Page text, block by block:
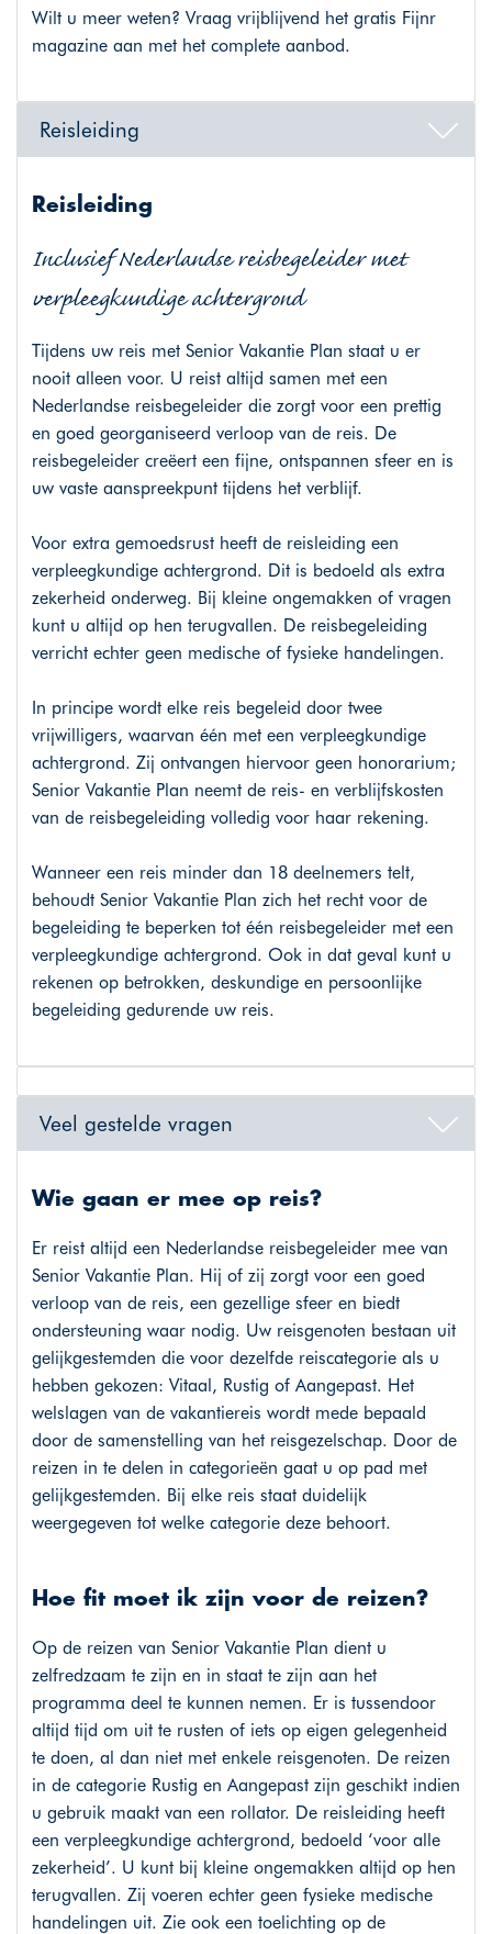
Wilt u meer weten? Vraag vrijblijvend het gratis Fijnr
magazine aan met het complete aanbod.
Reisleiding
Reisleiding
Inclusief Nederlandse reisbegeleider met
verpleegkundige achtergrond
Tijdens uw reis met Senior Vakantie Plan staat u er
nooit alleen voor. U reist altijd samen met een
Nederlandse reisbegeleider die zorgt voor een prettig
en goed georganiseerd verloop van de reis. De
reisbegeleider creëert een fijne, ontspannen sfeer en is
uw vaste aanspreekpunt tijdens het verblijf.
Voor extra gemoedsrust heeft de reisleiding een
verpleegkundige achtergrond. Dit is bedoeld als extra
zekerheid onderweg. Bij kleine ongemakken of vragen
kunt u altijd op hen terugvallen. De reisbegeleiding
verricht echter geen medische of fysieke handelingen.
In principe wordt elke reis begeleid door twee
vrijwilligers, waarvan één met een verpleegkundige
achtergrond. Zij ontvangen hiervoor geen honorarium;
Senior Vakantie Plan neemt de reis- en verblijfskosten
van de reisbegeleiding volledig voor haar rekening.
Wanneer een reis minder dan 18 deelnemers telt,
behoudt Senior Vakantie Plan zich het recht voor de
begeleiding te beperken tot één reisbegeleider met een
verpleegkundige achtergrond. Ook in dat geval kunt u
rekenen op betrokken, deskundige en persoonlijke
begeleiding gedurende uw reis.
Veel gestelde vragen
Wie gaan er mee op reis?
Er reist altijd een Nederlandse reisbegeleider mee van
Senior Vakantie Plan. Hij of zij zorgt voor een goed
verloop van de reis, een gezellige sfeer en biedt
ondersteuning waar nodig. Uw reisgenoten bestaan uit
gelijkgestemden die voor dezelfde reiscategorie als u
hebben gekozen: Vitaal, Rustig of Aangepast. Het
welslagen van de vakantiereis wordt mede bepaald
door de samenstelling van het reisgezelschap. Door de
reizen in te delen in categorieën gaat u op pad met
gelijkgestemden. Bij elke reis staat duidelijk
weergegeven tot welke categorie deze behoort.
Hoe fit moet ik zijn voor de reizen?
Op de reizen van Senior Vakantie Plan dient u
zelfredzaam te zijn en in staat te zijn aan het
programma deel te kunnen nemen. Er is tussendoor
altijd tijd om uit te rusten of iets op eigen gelegenheid
te doen, al dan niet met enkele reisgenoten. De reizen
in de categorie Rustig en Aangepast zijn geschikt indien
u gebruik maakt van een rollator. De reisleiding heeft
een verpleegkundige achtergrond, bedoeld ‘voor alle
zekerheid’. U kunt bij kleine ongemakken altijd op hen
terugvallen. Zij voeren echter geen fysieke medische
handelingen uit. Zie ook een toelichting op de